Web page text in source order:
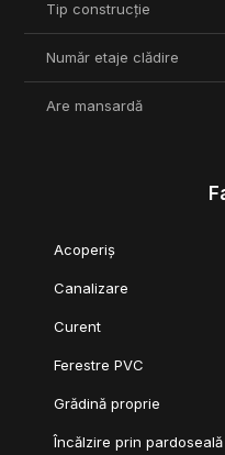
Tip construcție
Număr etaje clădire
Are mansardă
Acoperiș
Canalizare
Curent
Ferestre PVC
Grădină proprie
Încălzire prin pardoseală